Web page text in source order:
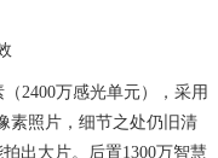
2400万感光单元），采用
素照片，细节之处仍旧清
出大片。后置1300万智慧